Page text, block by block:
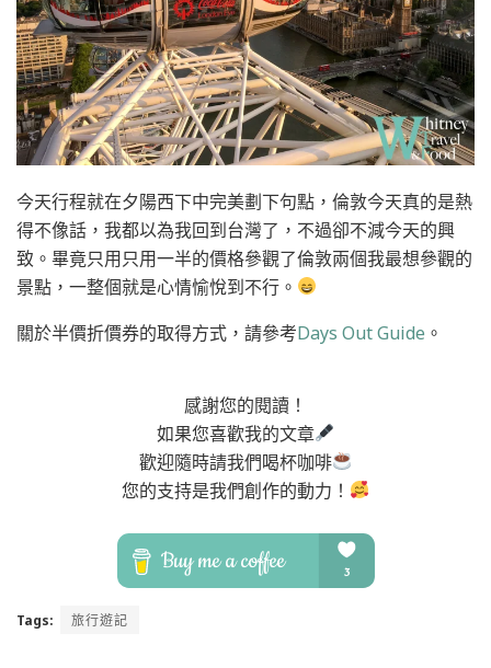
今天行程就在夕陽西下中完美劃下句點，倫敦今天真的是熱
得不像話，我都以為我回到台灣了，不過卻不減今天的興
致。畢竟只用只用一半的價格參觀了倫敦兩個我最想參觀的
景點，一整個就是心情愉悅到不行。
關於半價折價券的取得方式，請參考Days Out Guide 。
感謝您的閱讀！
如果您喜歡我的文章
歡迎隨時請我們喝杯咖啡
您的支持是我們創作的動力！
Tags: 旅行遊記